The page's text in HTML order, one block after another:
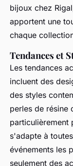
bijoux chez
apportent une
chaque
Tendances et
Les tendances
incluent des
des styles
perles de résine
particulièrement
s'adapte à
événements les
seulement des